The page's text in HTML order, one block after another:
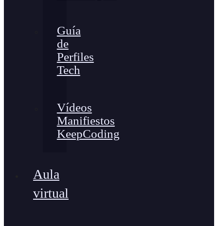
Guía
de
Perfiles
Tech
Vídeos
Manifiestos
KeepCoding
Aula
virtual